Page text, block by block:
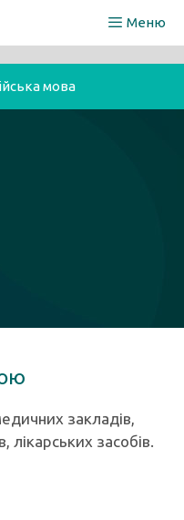
Меню
мова
закладів,
лікарських засобів.